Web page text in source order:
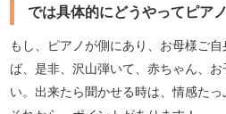
では具体的にどうやってピア
もし、ピアノが側にあり、お母様ご
ば、是非、沢山弾いて、赤ちゃん、
い。出来たら聞かせる時は、情感たっ